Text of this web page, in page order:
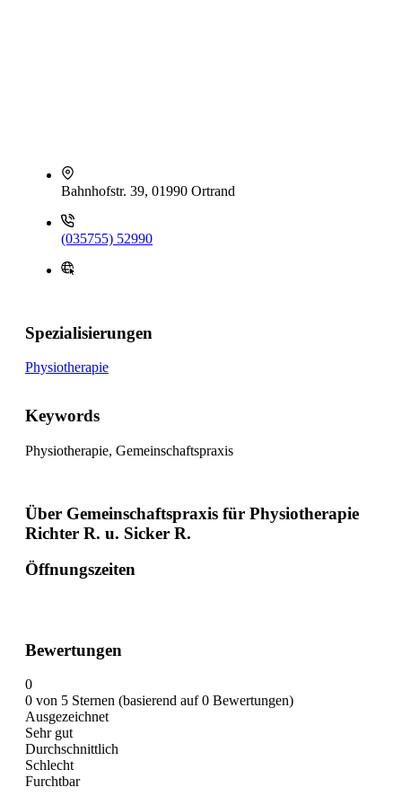
Bahnhofstr. 39, 01990 Ortrand
(035755) 52990
Spezialisierungen
Physiotherapie
Keywords
Physiotherapie, Gemeinschaftspraxis
Über Gemeinschaftspraxis für Physiotherapie
Richter R. u. Sicker R.
Öffnungszeiten
Bewertungen
0
0 von 5 Sternen (basierend auf 0 Bewertungen)
Ausgezeichnet
Sehr gut
Durchschnittlich
Schlecht
Furchtbar